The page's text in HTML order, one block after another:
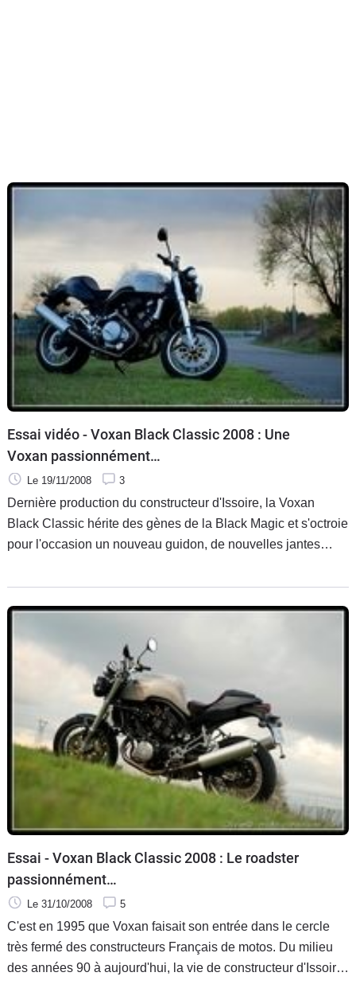
Essai vidéo - Voxan Black Classic 2008 : Une
Voxan passionnément…
Le 19/11/2008 3
Dernière production du constructeur d'Issoire, la Voxan
Black Classic hérite des gènes de la Black Magic et s'octroie
pour l'occasion un nouveau guidon, de nouvelles jantes
Racer).
Essai - Voxan Black Classic 2008 : Le roadster
passionnément…
Le 31/10/2008 5
C'est en 1995 que Voxan faisait son entrée dans le cercle
très fermé des constructeurs Français de motos. Du milieu
des années 90 à aujourd'hui, la vie de constructeur d'Issoire